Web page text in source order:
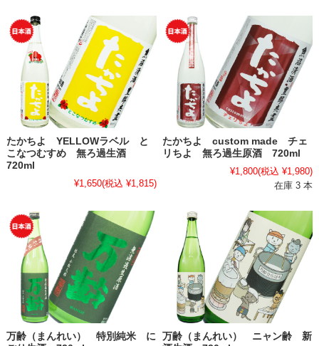
たかちよ YELLOWラベル と
こなつむすめ 無ろ過生酒
720ml
¥1,650(税込 ¥1,815)
たかちよ custom made チェ
リちよ 無ろ過生原酒 720ml
¥1,800(税込 ¥1,980)
在庫 3 本
万齢（まんれい） 特別純米 に
万齢（まんれい） ニャン齢 新